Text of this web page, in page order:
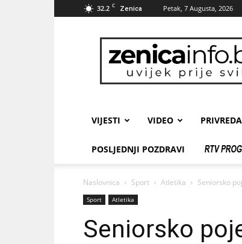
32.2 C Zenica Petak, 7 Augusta, 2026
zenicainfo.ba
VIJESTI VIDEO PRIVREDA
POSLJEDNJI POZDRAVI
Naslovnica Sport Atletika Seniorsko
Sport Atletika
Seniorsko